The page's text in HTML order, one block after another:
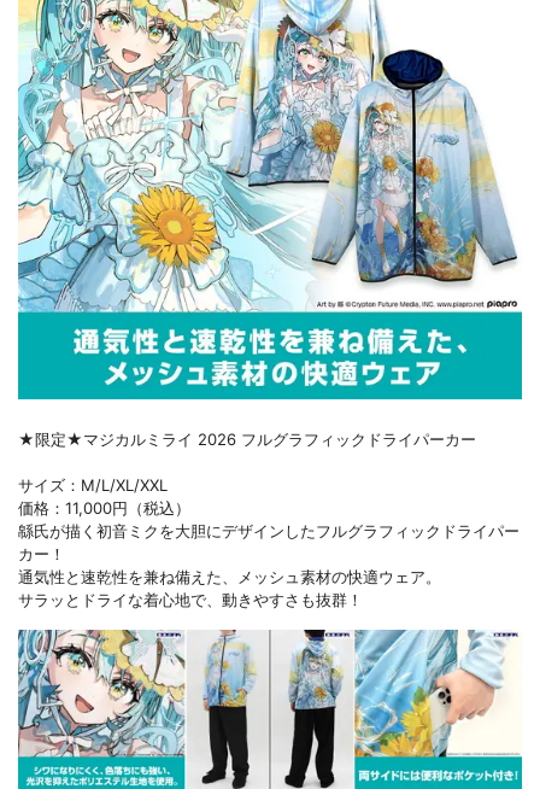
★限定★マジカルミライ 2026 フルグラフィックドライパーカー
サイズ：M/L/XL/XXL
価格：11,000円（税込）
緜氏が描く初音ミクを大胆にデザインしたフルグラフィックドライパー
カー！
通気性と速乾性を兼ね備えた、メッシュ素材の快適ウェア。
サラッとドライな着心地で、動きやすさも抜群！